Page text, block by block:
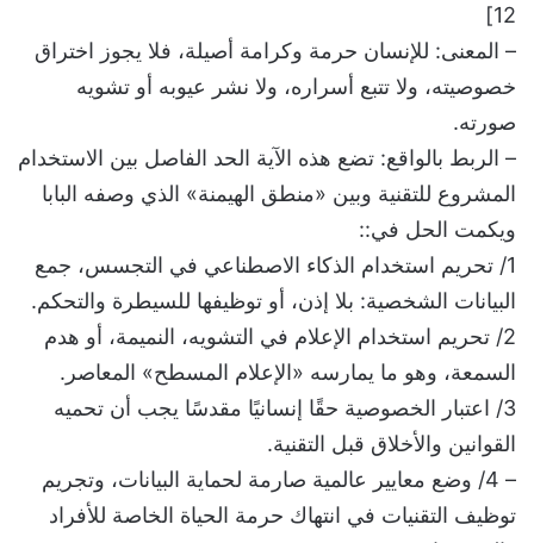
12]
– المعنى: للإنسان حرمة وكرامة أصيلة، فلا يجوز اختراق
خصوصيته، ولا تتبع أسراره، ولا نشر عيوبه أو تشويه
صورته.
– الربط بالواقع: تضع هذه الآية الحد الفاصل بين الاستخدام
المشروع للتقنية وبين «منطق الهيمنة» الذي وصفه البابا
ويكمت الحل في::
1/ تحريم استخدام الذكاء الاصطناعي في التجسس، جمع
البيانات الشخصية: بلا إذن، أو توظيفها للسيطرة والتحكم.
2/ تحريم استخدام الإعلام في التشويه، النميمة، أو هدم
السمعة، وهو ما يمارسه «الإعلام المسطح» المعاصر.
3/ اعتبار الخصوصية حقًا إنسانيًا مقدسًا يجب أن تحميه
القوانين والأخلاق قبل التقنية.
– 4/ وضع معايير عالمية صارمة لحماية البيانات، وتجريم
توظيف التقنيات في انتهاك حرمة الحياة الخاصة للأفراد